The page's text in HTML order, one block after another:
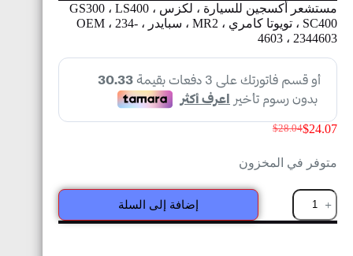
مستشعر أكسجين للسيارة ، لكزس GS300 ، LS400 ،
SC400 ، تويوتا كامري ، MR2 ، سبايدر ، OEM ، 234-
4603 ، 2344603
$28.04$24.07
متوفر في المخزون
إضافة إلى السلة